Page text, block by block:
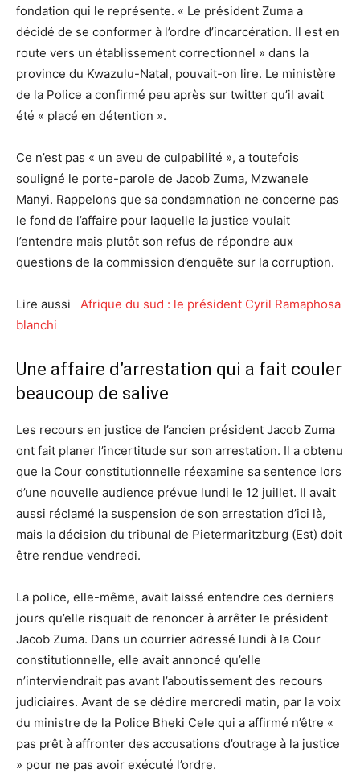
fondation qui le représente. « Le président Zuma a
décidé de se conformer à l’ordre d’incarcération. Il est en
route vers un établissement correctionnel » dans la
province du Kwazulu-Natal, pouvait-on lire. Le ministère
de la Police a confirmé peu après sur twitter qu’il avait
été « placé en détention ».
Ce n’est pas « un aveu de culpabilité », a toutefois
souligné le porte-parole de Jacob Zuma, Mzwanele
Manyi. Rappelons que sa condamnation ne concerne pas
le fond de l’affaire pour laquelle la justice voulait
l’entendre mais plutôt son refus de répondre aux
questions de la commission d’enquête sur la corruption.
Lire aussi Afrique du sud : le président Cyril Ramaphosa
blanchi
Une affaire d’arrestation qui a fait couler
beaucoup de salive
Les recours en justice de l’ancien président Jacob Zuma
ont fait planer l’incertitude sur son arrestation. Il a obtenu
que la Cour constitutionnelle réexamine sa sentence lors
d’une nouvelle audience prévue lundi le 12 juillet. Il avait
aussi réclamé la suspension de son arrestation d’ici là,
mais la décision du tribunal de Pietermaritzburg (Est) doit
être rendue vendredi.
La police, elle-même, avait laissé entendre ces derniers
jours qu’elle risquait de renoncer à arrêter le président
Jacob Zuma. Dans un courrier adressé lundi à la Cour
constitutionnelle, elle avait annoncé qu’elle
n’interviendrait pas avant l’aboutissement des recours
judiciaires. Avant de se dédire mercredi matin, par la voix
du ministre de la Police Bheki Cele qui a affirmé n’être «
pas prêt à affronter des accusations d’outrage à la justice
» pour ne pas avoir exécuté l’ordre.